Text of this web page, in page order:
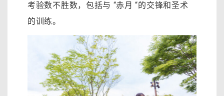
考验数不胜数，包括与 “赤月 “的交锋和圣术
的训练。